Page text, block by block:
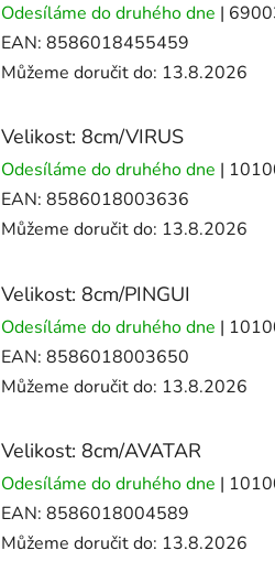
Odesíláme do druhého dne |
EAN: 8586018455459
Můžeme doručit do: 13.8.2026
Velikost: 8cm/VIRUS
Odesíláme do druhého dne |
EAN: 8586018003636
Můžeme doručit do: 13.8.2026
Velikost: 8cm/PINGUI
Odesíláme do druhého dne |
EAN: 8586018003650
Můžeme doručit do: 13.8.2026
Velikost: 8cm/AVATAR
Odesíláme do druhého dne |
EAN: 8586018004589
Můžeme doručit do: 13.8.2026